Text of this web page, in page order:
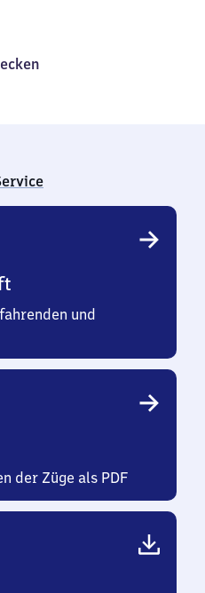
und
der Züge als PDF